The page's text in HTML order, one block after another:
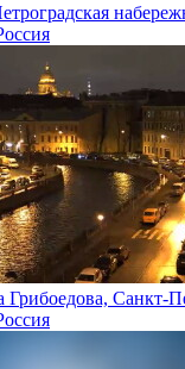
Грибоедова, Санкт-